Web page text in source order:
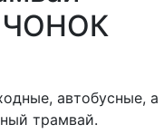
автобусные, а
трамвай.